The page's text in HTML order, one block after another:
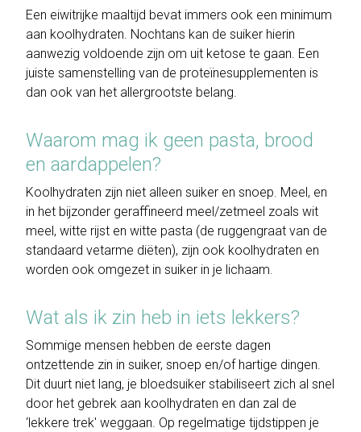
Een eiwitrijke maaltijd bevat immers ook een minimum
aan koolhydraten. Nochtans kan de suiker hierin
aanwezig voldoende zijn om uit ketose te gaan. Een
juiste samenstelling van de proteïnesupplementen is
dan ook van het allergrootste belang.
Waarom mag ik geen pasta, brood
en aardappelen?
Koolhydraten zijn niet alleen suiker en snoep. Meel, en
in het bijzonder geraffineerd meel/zetmeel zoals wit
meel, witte rijst en witte pasta (de ruggengraat van de
standaard vetarme diëten), zijn ook koolhydraten en
worden ook omgezet in suiker in je lichaam.
Wat als ik zin heb in iets lekkers?
Sommige mensen hebben de eerste dagen
ontzettende zin in suiker, snoep en/of hartige dingen.
Dit duurt niet lang, je bloedsuiker stabiliseert zich al snel
door het gebrek aan koolhydraten en dan zal de
‘lekkere trek' weggaan. Op regelmatige tijdstippen je